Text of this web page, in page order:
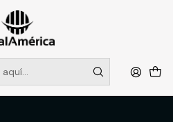
EN TIENDA, DESDE
2237
más
TECNICA Y CORPORATIVA
GEOLOGOS
BLACK BULL T/L